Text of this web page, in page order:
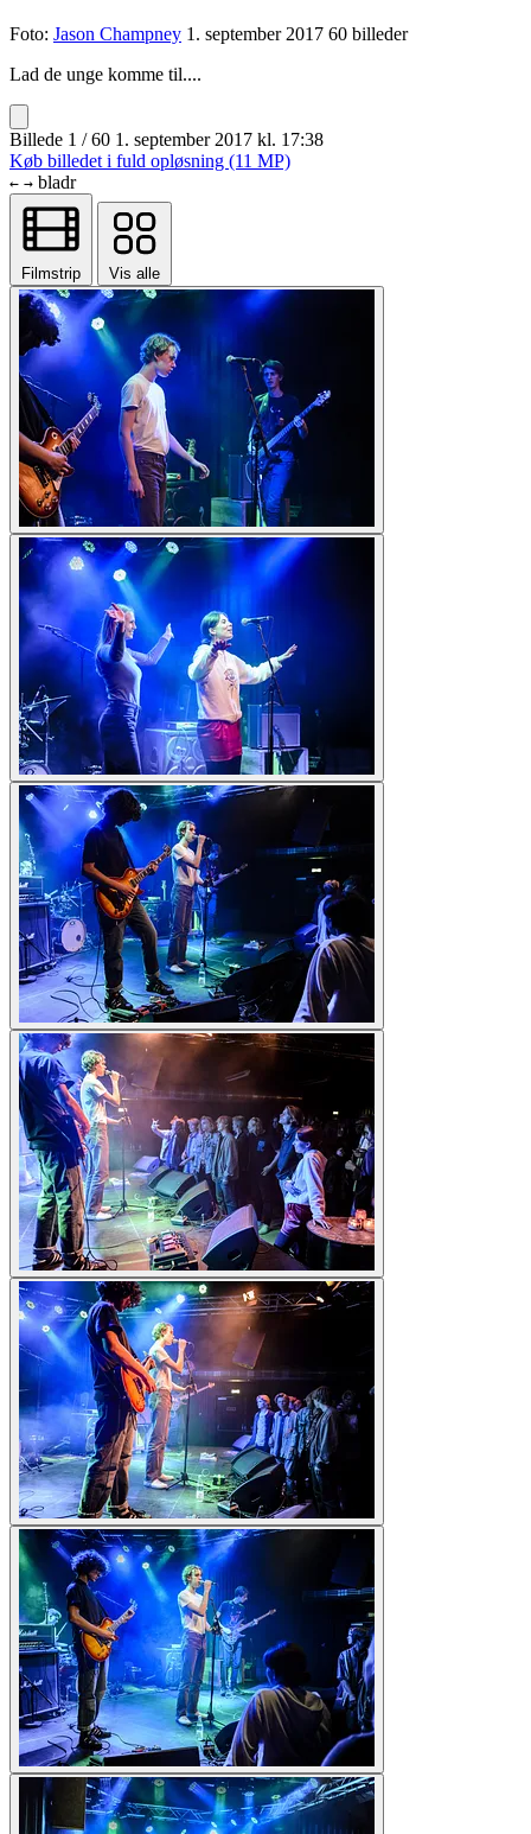
Foto: Jason Champney 1. september 2017 60 billeder
Lad de unge komme til....
Billede 1 / 60 1. september 2017 kl. 17:38
Køb billedet i fuld opløsning (11 MP)
← → bladr
Filmstrip Vis alle